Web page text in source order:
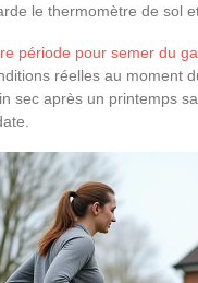
le thermomètre de sol
période pour semer du
réelles au moment
sec après un printemps